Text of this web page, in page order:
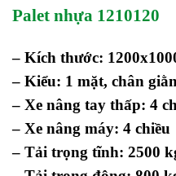
Palet nhựa 1210120
– Kích thước:
– Kiểu: 1 mặt, chân
– Xe nâng tay thấp: 4
– Xe nâng máy: 4 chiều
– Tải trọng tĩnh: 2500